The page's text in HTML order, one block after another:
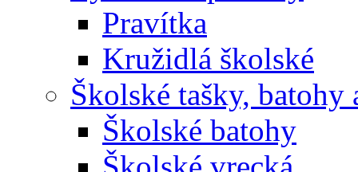
Pravítka
Kružidlá školské
Školské tašky, batohy
Školské batohy